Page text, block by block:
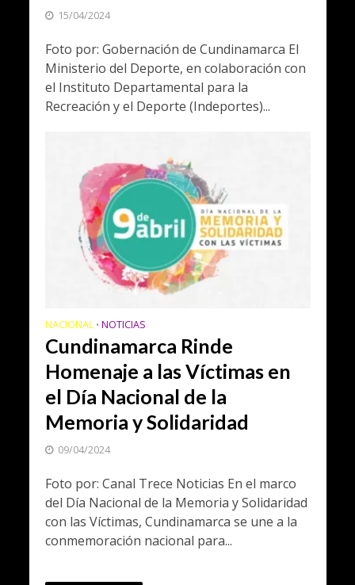
15/04/2024
Foto por: Gobernación de Cundinamarca El
Ministerio del Deporte, en colaboración con
el Instituto Departamental para la
Recreación y el Deporte (Indeportes)...
NACIONAL • NOTICIAS
Cundinamarca Rinde
Homenaje a las Víctimas en
el Día Nacional de la
Memoria y Solidaridad
09/04/2024
Foto por: Canal Trece Noticias En el marco
del Día Nacional de la Memoria y Solidaridad
con las Víctimas, Cundinamarca se une a la
conmemoración nacional para...